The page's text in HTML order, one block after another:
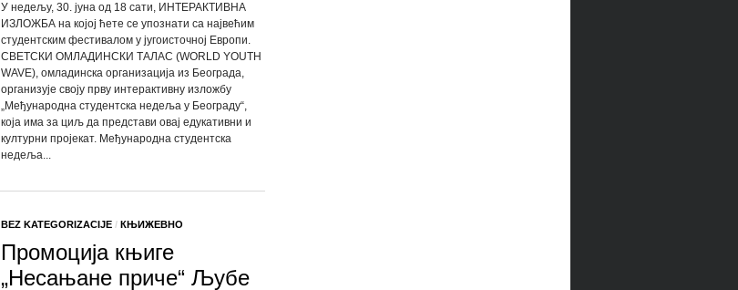
У недељу, 30. јуна од 18 сати, ИНТЕРАКТИВНА
ИЗЛОЖБА на којој ћете се упознати са највећим
студентским фестивалом у југоисточној Европи.
СВЕТСКИ ОМЛАДИНСКИ ТАЛАС (WORLD YOUTH
WAVE), омладинска организација из Београда,
организује своју прву интерактивну изложбу
„Међународна студентска недеља у Београду“,
која има за циљ да представи овај едукативни и
културни пројекат. Међународна студентска
недеља...
BEZ KATEGORIZACIJE/ КЊИЖЕВНО
Промоција књиге
„Несањане приче“ Љубе